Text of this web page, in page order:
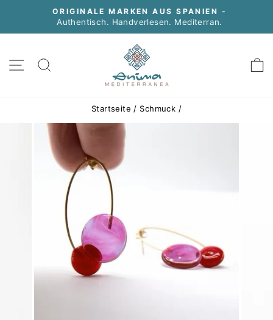
Inhalt
Pause
ORIGINALE MARKEN AUS SPANIEN -
Authentisch. Handverlesen. Mediterran.
SEITENNAVIGATION
Startseite / Schmuck /